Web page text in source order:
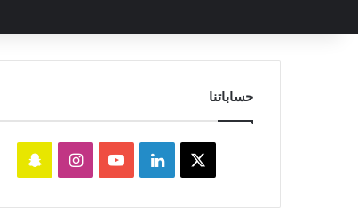
حساباتنا
لينكدإن‫YouTubeانستقرامسناب